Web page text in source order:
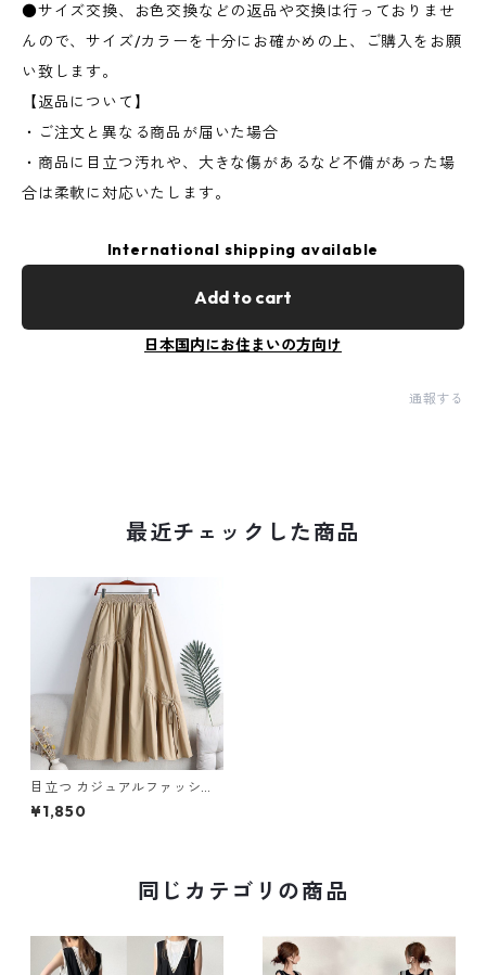
●サイズ交換、お色交換などの返品や交換は行っておりませ
んので、サイズ/カラーを十分にお確かめの上、ご購入をお願
い致します。
【返品について】
・ご注文と異なる商品が届いた場合
・商品に目立つ汚れや、大きな傷があるなど不備があった場
合は柔軟に対応いたします。
International shipping available
Add to cart
日本国内にお住まいの方向け
通報する
最近チェックした商品
目立つ カジュアルファッショ
ン 無地 スカート m-690
¥1,850
同じカテゴリの商品